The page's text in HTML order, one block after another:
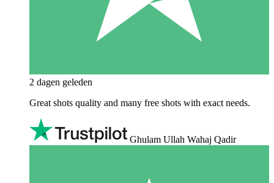
2 dagen geleden
Great shots quality and many free shots with exact needs.
Ghulam Ullah Wahaj Qadir